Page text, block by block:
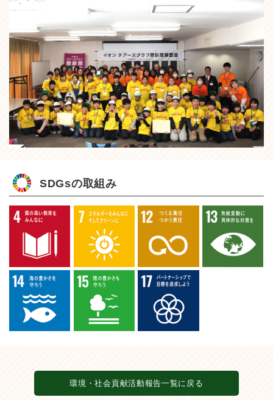
SDGsの取組み
環境・社会貢献活動報告一覧に戻る